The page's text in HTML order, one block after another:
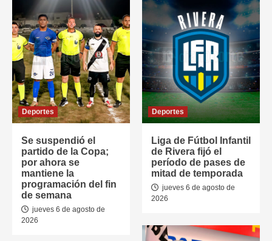
Deportes
Se suspendió el
partido de la Copa;
por ahora se
mantiene la
programación del fin
de semana
jueves 6 de agosto de
2026
Deportes
Liga de Fútbol Infantil
de Rivera fijó el
período de pases de
mitad de temporada
jueves 6 de agosto de
2026